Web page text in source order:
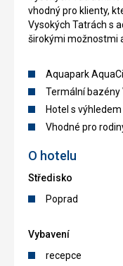
vhodný pro klienty,
Vysokých Tatrách s
širokými možnostmi
Aquapark
Termální bazény
Hotel s
Vhodné pro
O hotelu
Středisko
Poprad
Vybavení
recepce